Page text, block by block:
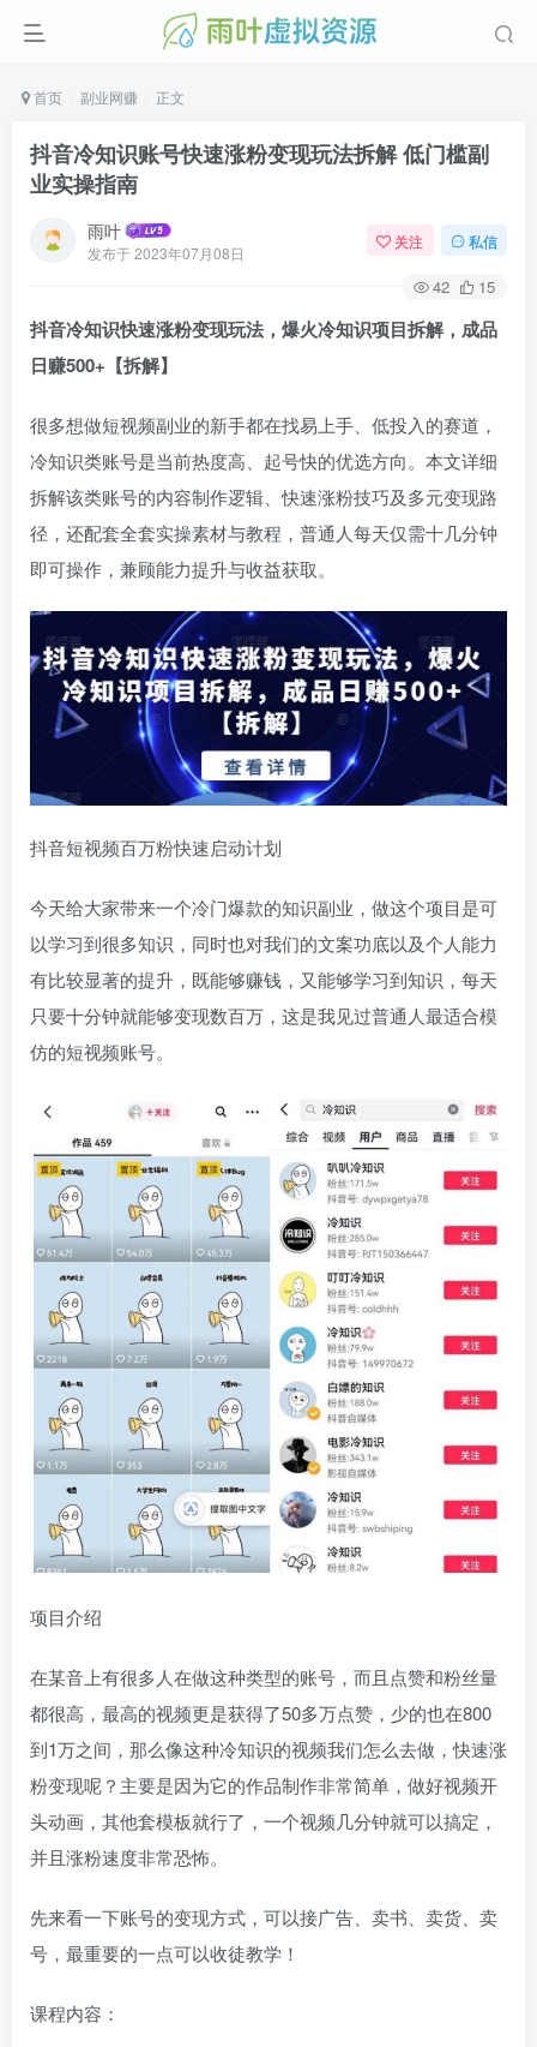
首页 副业网赚 正文
抖音冷知识账号快速涨粉变现玩法拆解 低门槛副
业实操指南
雨叶
发布于2023年07月08日
关注 私信
42 15
抖音冷知识快速涨粉变现玩法，爆火冷知识项目拆解，成品
日赚500+【拆解】
很多想做短视频副业的新手都在找易上手、低投入的赛道，
冷知识类账号是当前热度高、起号快的优选方向。本文详细
拆解该类账号的内容制作逻辑、快速涨粉技巧及多元变现路
径，还配套全套实操素材与教程，普通人每天仅需十几分钟
即可操作，兼顾能力提升与收益获取。
抖音短视频百万粉快速启动计划
今天给大家带来一个冷门爆款的知识副业，做这个项目是可
以学习到很多知识，同时也对我们的文案功底以及个人能力
有比较显著的提升，既能够赚钱，又能够学习到知识，每天
只要十分钟就能够变现数百万，这是我见过普通人最适合模
仿的短视频账号。
项目介绍
在某音上有很多人在做这种类型的账号，而且点赞和粉丝量
都很高，最高的视频更是获得了50多万点赞，少的也在800
到1万之间，那么像这种冷知识的视频我们怎么去做，快速涨
粉变现呢？主要是因为它的作品制作非常简单，做好视频开
头动画，其他套模板就行了，一个视频几分钟就可以搞定，
并且涨粉速度非常恐怖。
先来看一下账号的变现方式，可以接广告、卖书、卖货、卖
号，最重要的一点可以收徒教学！
课程内容：